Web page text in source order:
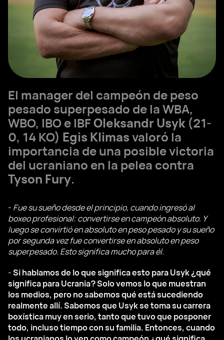
El manager del campeón de peso
pesado superpesado de la WBA,
WBO, IBO e IBFOleksandr Usyk (21-
0, 14 KO) Egis Klimasvaloró la
importancia de una posible victoria
del ucraniano en la pelea contra
Tyson Fury.
- Fue su sueño desde el principio, cuando ingresó al
boxeo profesional: convertirse en campeón absoluto. Y
luego se convirtió en absoluto en peso pesado y su sueño
por segunda vez fue convertirse en absoluto en peso
superpesado. Esto significa mucho para él.
-Si hablamos de lo que significa esto para Usyk ¿qué
significa para Ucrania? Solo vemos lo que muestran
los medios, pero no sabemos qué está sucediendo
realmente allí. Sabemos que Usyk se toma su carrera
boxística muy en serio, tanto que tuvo que posponer
todo, incluso tiempo con su familia. Entonces, cuando